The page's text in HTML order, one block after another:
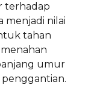
terhadap
menjadi nilai
tahan
umur